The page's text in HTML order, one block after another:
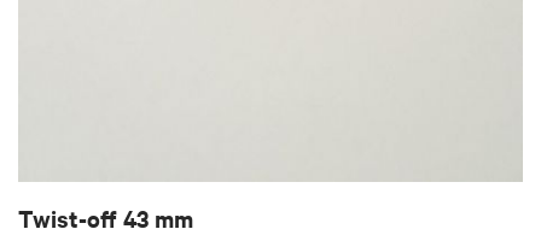
Twist-off 43 mm